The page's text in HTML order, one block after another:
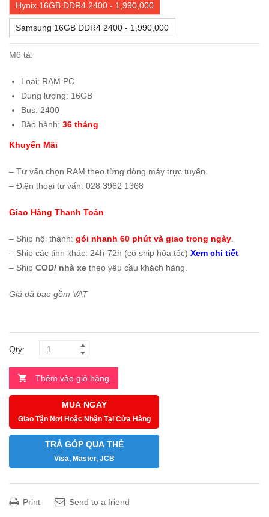
Hynix 16GB DDR4 2400 - 1,990,000
Samsung 16GB DDR4 2400 - 1,990,000
Mô tả:
Loại: RAM PC
Dung lượng: 16GB
Bus: 2400
Bảo hành: 36 tháng
Khuyến Mãi
– Tư vấn chọn RAM theo từng dòng máy trực tuyến.
– Điện thoại tư vấn: 028 3962 1368
Giao Hàng Thanh Toán
– Ship nội thành: gói nhanh 60 phút và giao trong ngày
– Ship các tỉnh khác: 24h-72h (có ship hỏa tốc) Xem chi tiết
– Ship COD/ nhà xe theo yêu cầu khách hàng.
Giá đã bao gồm VAT
Qty:
Thêm vào giỏ hàng
MUA NGAY
Giao Tận Nơi Hoặc Nhận Tại Cửa Hàng
TRẢ GÓP QUA THẺ
Visa, Master, JCB
Print Send to a friend